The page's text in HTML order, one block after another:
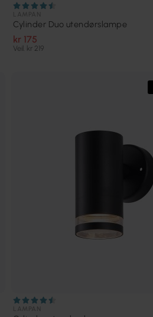
Cylinder Duo utendørslampe
kr 175
Veil. kr 219